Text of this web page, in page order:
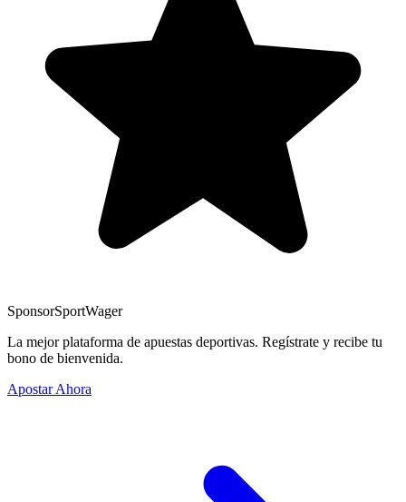
SponsorSportWager
La mejor plataforma de apuestas deportivas. Regístrate y recibe tu
bono de bienvenida.
Apostar Ahora